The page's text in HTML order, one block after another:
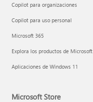
Copilot para organizaciones
Copilot para uso personal
Microsoft 365
Explora los productos de Microsoft
Aplicaciones de Windows 11
Microsoft Store